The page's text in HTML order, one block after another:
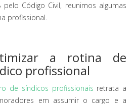
Código Civil, reunimos algumas
profissional.
a rotina de
profissional
de síndicos profissionais retrata a
em assumir o cargo e a